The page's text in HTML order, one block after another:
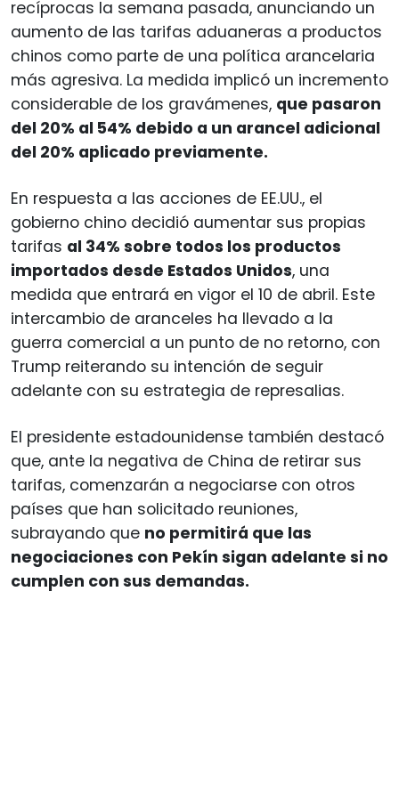
recíprocas la semana pasada, anunciando un
aumento de las tarifas aduaneras a productos
chinos como parte de una política arancelaria
más agresiva. La medida implicó un incremento
considerable de los gravámenes, que pasaron
del 20% al 54% debido a un arancel adicional
del 20% aplicado previamente.
En respuesta a las acciones de EE.UU., el
gobierno chino decidió aumentar sus propias
tarifas al 34% sobre todos los productos
importados desde Estados Unidos, una
medida que entrará en vigor el 10 de abril. Este
intercambio de aranceles ha llevado a la
guerra comercial a un punto de no retorno, con
Trump reiterando su intención de seguir
adelante con su estrategia de represalias.
El presidente estadounidense también destacó
que, ante la negativa de China de retirar sus
tarifas, comenzarán a negociarse con otros
países que han solicitado reuniones,
subrayando que no permitirá que las
negociaciones con Pekín sigan adelante si no
cumplen con sus demandas.